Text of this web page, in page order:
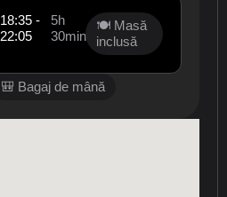
18:35 -
22:05
5h
30min
🍽 Masă
inclusă
🎒 Bagaj de mână